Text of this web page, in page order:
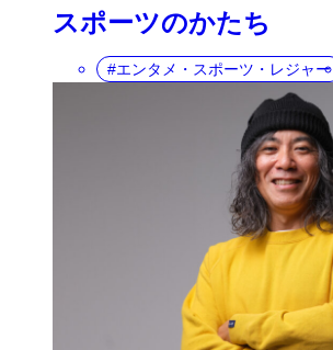
スポーツのかたち
エンタメ・スポーツ・レジャー